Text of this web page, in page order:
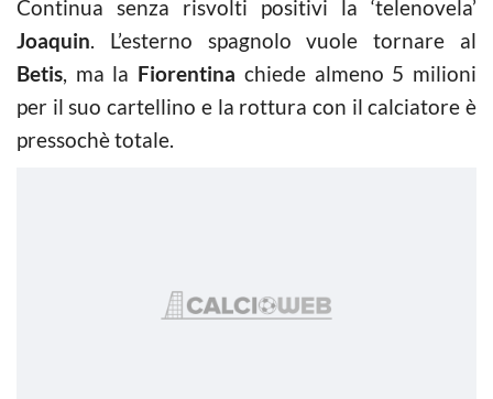
Continua senza risvolti positivi la ‘telenovela’
Joaquin. L’esterno spagnolo vuole tornare al
Betis, ma la Fiorentina chiede almeno 5 milioni
per il suo cartellino e la rottura con il calciatore è
pressochè totale.